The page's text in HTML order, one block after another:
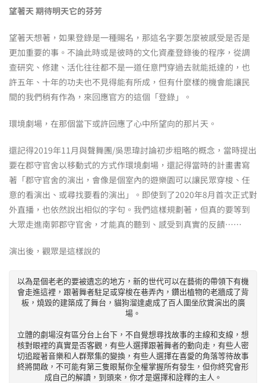
望著天 期待明天它的芬芳
望著天想著，如果登錄是一種賜名，那這名字要怎麼被感受是否是
更加重要的事。不論此時或是彼時的文化資產登錄後的程序，從調
查研究、修建、活化往往都不是一道任意門穿過去就能抵達的，也
許五年、十年的功夫也不見得能有所成，但有什麼樣的機會能讓民
間的我們稍有作為，來回應官方的這個「登錄」。
環境劇場，在那個當下或許回應了心中所望向的那片天。
還記得2019年11月與聲舞團/吳思瑋討論初步粗略的概念，當時提出
要在郡守官舍以移動式的方式作環境劇場，還記得當時的計畫書寫
著「郡守官舍的演出，會像是個室內的遊樂園可以讓民眾穿梭、任
意的看演出、或尋找要看的演出」。即使到了2020年8月首次正式對
外直播，也依然說出相似的字句。我們這樣規劃著，但真的要等到
大眾走進南郭郡守官舍，才能真的聽到、感受到真實的反饋……
演出後，觀眾是這樣說的
以為是個老老的要被遺忘的地方，新的世代可以在藝術的帶領下有機
會走進這裡，跟著舞者駐足或穿梭在巷弄內，鑽出植物的老牆成了背
板，燒毀的建築成了舞台，貓狗溜達處成了百人圍坐欣賞演出的廣
場。
立體的劇場沒有區分台上台下，不自覺想尋找故事的主線和支線，想
核對眼裡的真實是否客觀，有些人選擇跟著舞者的動向走，有些人密
切追蹤著音樂和人群聚集的變換，有些人選擇在喜愛的角落等待故事
終將開啟，不可能有第三隻眼幫你全權掌握所有發生，但你終究會形
成自己的解讀，到頭來，你才是選擇和詮釋的主人。